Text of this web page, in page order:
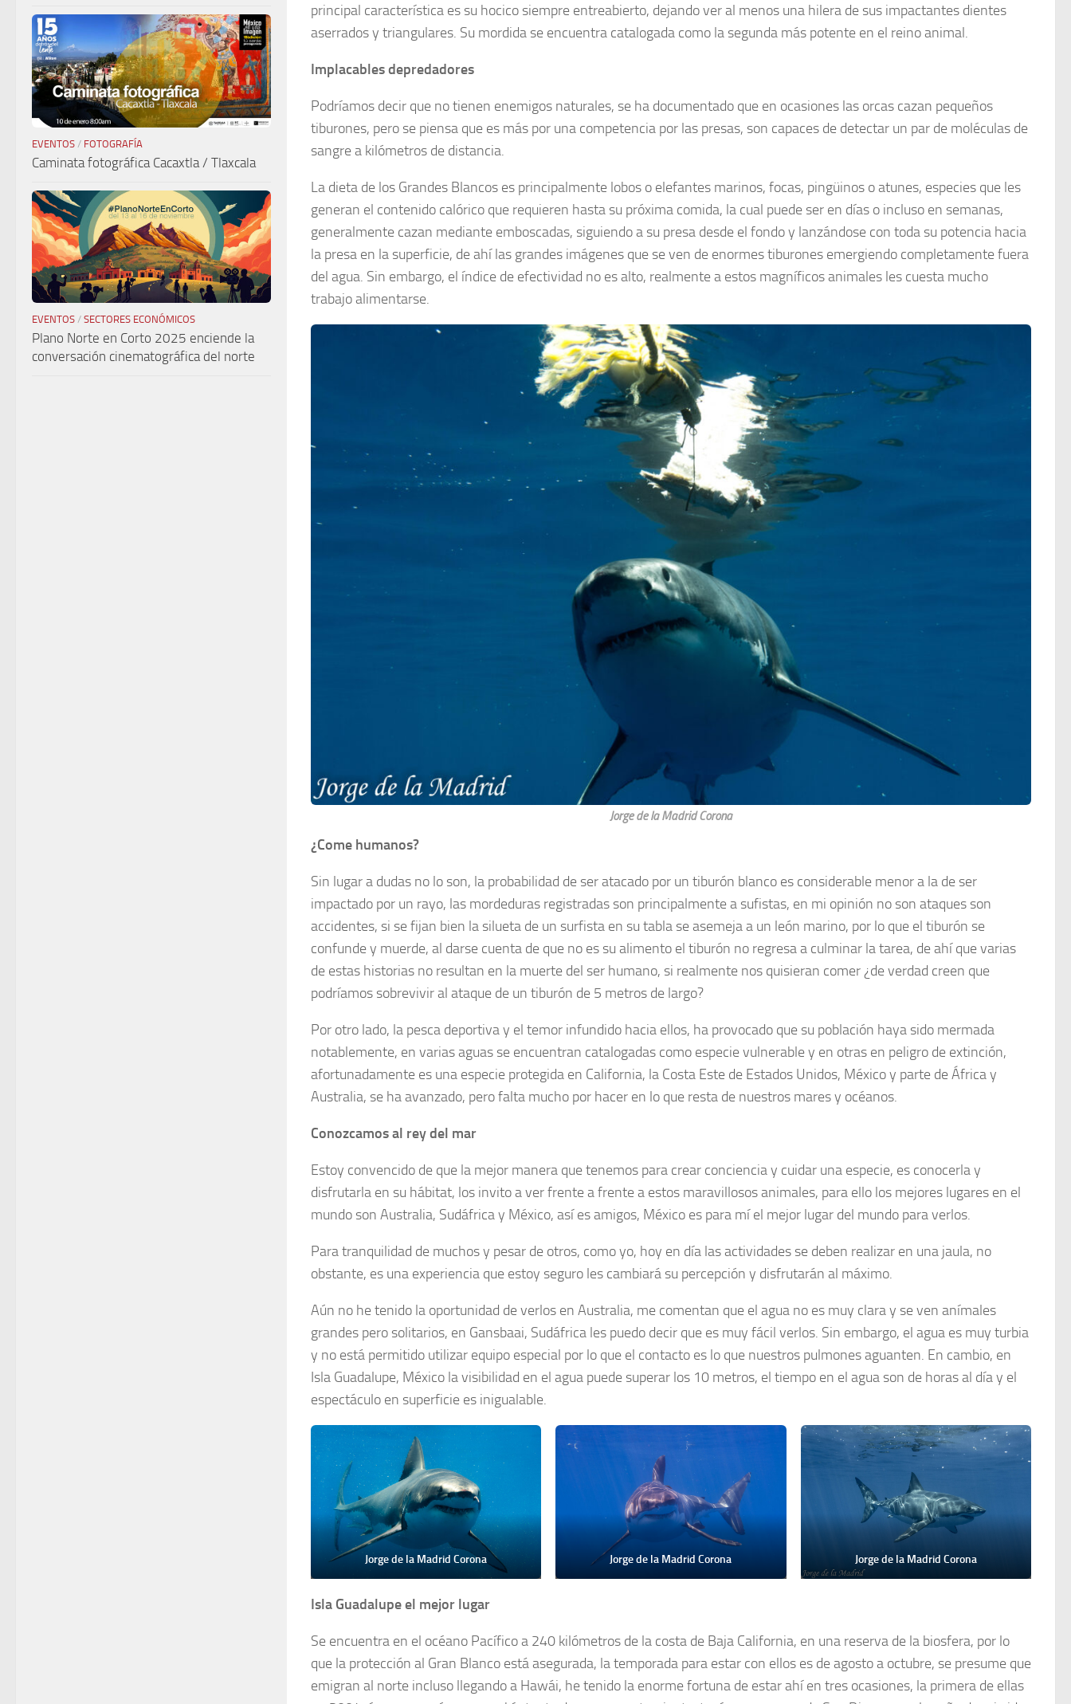
principal característica es su hocico siempre entreabierto, dejando ver al menos una hilera de sus impactantes dientes
aserrados y triangulares. Su mordida se encuentra catalogada como la segunda más potente en el reino animal.
Implacables depredadores
Podríamos decir que no tienen enemigos naturales, se ha documentado que en ocasiones las orcas cazan pequeños
tiburones, pero se piensa que es más por una competencia por las presas, son capaces de detectar un par de moléculas de
sangre a kilómetros de distancia.
La dieta de los Grandes Blancos es principalmente lobos o elefantes marinos, focas, pingüinos o atunes, especies que les
generan el contenido calórico que requieren hasta su próxima comida, la cual puede ser en días o incluso en semanas,
generalmente cazan mediante emboscadas, siguiendo a su presa desde el fondo y lanzándose con toda su potencia hacia
la presa en la superficie, de ahí las grandes imágenes que se ven de enormes tiburones emergiendo completamente fuera
del agua. Sin embargo, el índice de efectividad no es alto, realmente a estos magníficos animales les cuesta mucho
trabajo alimentarse.
Jorge de la Madrid Corona
¿Come humanos?
Sin lugar a dudas no lo son, la probabilidad de ser atacado por un tiburón blanco es considerable menor a la de ser
impactado por un rayo, las mordeduras registradas son principalmente a sufistas, en mi opinión no son ataques son
accidentes, si se fijan bien la silueta de un surfista en su tabla se asemeja a un león marino, por lo que el tiburón se
confunde y muerde, al darse cuenta de que no es su alimento el tiburón no regresa a culminar la tarea, de ahí que varias
de estas historias no resultan en la muerte del ser humano, si realmente nos quisieran comer ¿de verdad creen que
podríamos sobrevivir al ataque de un tiburón de 5 metros de largo?
Por otro lado, la pesca deportiva y el temor infundido hacia ellos, ha provocado que su población haya sido mermada
notablemente, en varias aguas se encuentran catalogadas como especie vulnerable y en otras en peligro de extinción,
afortunadamente es una especie protegida en California, la Costa Este de Estados Unidos, México y parte de África y
Australia, se ha avanzado, pero falta mucho por hacer en lo que resta de nuestros mares y océanos.
Conozcamos al rey del mar
Estoy convencido de que la mejor manera que tenemos para crear conciencia y cuidar una especie, es conocerla y
disfrutarla en su hábitat, los invito a ver frente a frente a estos maravillosos animales, para ello los mejores lugares en el
mundo son Australia, Sudáfrica y México, así es amigos, México es para mí el mejor lugar del mundo para verlos.
Para tranquilidad de muchos y pesar de otros, como yo, hoy en día las actividades se deben realizar en una jaula, no
obstante, es una experiencia que estoy seguro les cambiará su percepción y disfrutarán al máximo.
Aún no he tenido la oportunidad de verlos en Australia, me comentan que el agua no es muy clara y se ven anímales
grandes pero solitarios, en Gansbaai, Sudáfrica les puedo decir que es muy fácil verlos. Sin embargo, el agua es muy turbia
y no está permitido utilizar equipo especial por lo que el contacto es lo que nuestros pulmones aguanten. En cambio, en
Isla Guadalupe, México la visibilidad en el agua puede superar los 10 metros, el tiempo en el agua son de horas al día y el
espectáculo en superficie es inigualable.
Jorge de la Madrid Corona Jorge de la Madrid Corona Jorge de la Madrid Corona
Isla Guadalupe el mejor lugar
Se encuentra en el océano Pacífico a 240 kilómetros de la costa de Baja California, en una reserva de la biosfera, por lo
que la protección al Gran Blanco está asegurada, la temporada para estar con ellos es de agosto a octubre, se presume que
emigran al norte incluso llegando a Hawái, he tenido la enorme fortuna de estar ahí en tres ocasiones, la primera de ellas
EVENTOS / FOTOGRAFÍA
Caminata fotográfica Cacaxtla / Tlaxcala
EVENTOS / SECTORES ECONÓMICOS
Plano Norte en Corto 2025 enciende la
conversación cinematográfica del norte